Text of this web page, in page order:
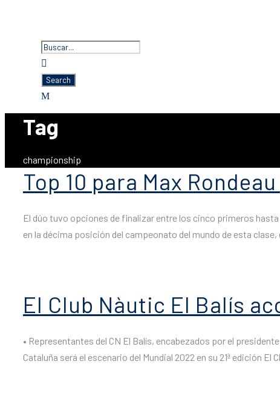
Tag
championship
Top 10 para Max
El dúo tuvo opciones de finalizar entre los cinco primeros hasta
en la décima posición del campeonato del mundo de esta
El Club Nàutic El Balís
• Representantes del CN El Balís, encabezados por el
Cataluña será el escenario del Mundial 2022 en su 21ª edición